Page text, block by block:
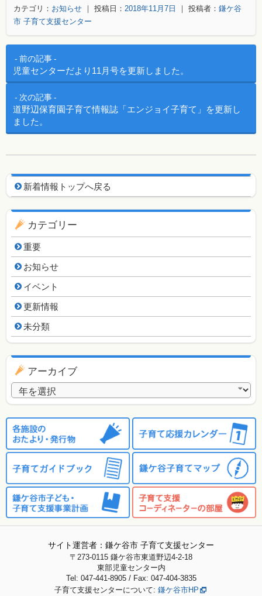
カテゴリ： お知らせ ｜ 投稿日： 2018年11月7日 ｜ 投稿者： 鎌ケ谷
市 子育て支援センター
投稿ナビゲーション
前の記事
児童センターだより11月号を更新しました。
次の記事
道野辺保育園子育て情報誌「エンジョイ子育て」を更新し
ました。
新着情報用ナビゲーション
新着情報トップへ戻る
カテゴリー
重要
お知らせ
イベント
更新情報
未分類
アーカイブ
アーカイブ
サイト運営者：鎌ケ谷市 子育て支援センター
〒273-0115 鎌ケ谷市東道野辺4-2-18
東部児童センター内
Tel: 047-441-8905 / Fax: 047-404-3835
子育て支援センターについて: 鎌ケ谷市HP